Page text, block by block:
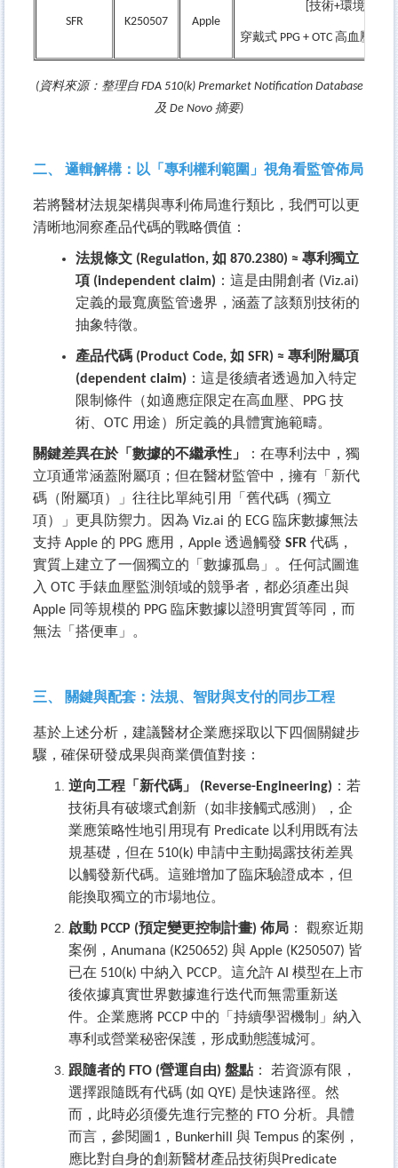
SFR K250507 Apple
技術+環境]
穿戴式 PPG + OTC 高血壓特
(資料來源：整理自 FDA 510(k) Premarket Notification Database
及 De Novo 摘要)
二、 邏輯解構：以「專利權利範圍」視角看監管佈局
若將醫材法規架構與專利佈局進行類比，我們可以更
清晰地洞察產品代碼的戰略價值：
法規條文 (Regulation, 如 870.2380) ≈ 專利獨立
項 (independent claim) ：這是由開創者 (Viz.ai)
定義的最寬廣監管邊界，涵蓋了該類別技術的
抽象特徵。
產品代碼 (Product Code, 如 SFR) ≈ 專利附屬項
(dependent claim) ：這是後續者透過加入特定
限制條件（如適應症限定在高血壓、PPG 技
術、OTC 用途）所定義的具體實施範疇。
關鍵差異在於「數據的不繼承性」
：在專利法中，獨
立項通常涵蓋附屬項；但在醫材監管中，擁有「新代
碼（附屬項）」往往比單純引用「舊代碼（獨立
項）」更具防禦力。因為 Viz.ai 的 ECG 臨床數據無法
支持 Apple 的 PPG 應用，Apple 透過觸發 SFR 代碼，
實質上建立了一個獨立的「數據孤島」。任何試圖進
入 OTC 手錶血壓監測領域的競爭者，都必須產出與
Apple 同等規模的 PPG 臨床數據以證明實質等同，而
無法「搭便車」。
三、 關鍵與配套：法規、智財與支付的同步工程
基於上述分析，建議醫材企業應採取以下四個關鍵步
驟，確保研發成果與商業價值對接：
逆向工程「新代碼」 (Reverse-Engineering) ：若
技術具有破壞式創新（如非接觸式感測），企
業應策略性地引用現有 Predicate 以利用既有法
規基礎，但在 510(k) 申請中主動揭露技術差異
以觸發新代碼。這雖增加了臨床驗證成本，但
能換取獨立的市場地位。
啟動 PCCP (預定變更控制計畫) 佈局 ： 觀察近期
案例，Anumana (K250652) 與 Apple (K250507) 皆
已在 510(k) 中納入 PCCP。這允許 AI 模型在上市
後依據真實世界數據進行迭代而無需重新送
件。企業應將 PCCP 中的「持續學習機制」納入
專利或營業秘密保護，形成動態護城河。
跟隨者的 FTO (營運自由) 盤點 ： 若資源有限，
選擇跟隨既有代碼 (如 QYE) 是快速路徑。然
而，此時必須優先進行完整的 FTO 分析。具體
而言，參閱圖1，Bunkerhill 與 Tempus 的案例，
應比對自身的創新醫材產品技術與Predicate